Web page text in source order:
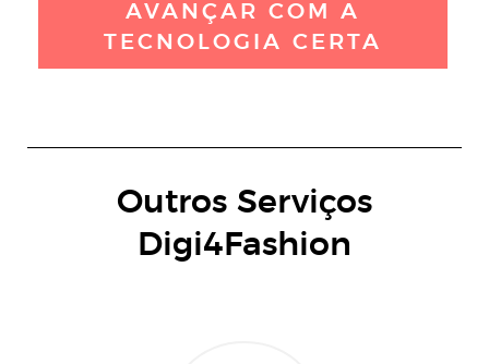
AVANÇAR COM A
TECNOLOGIA CERTA
Outros Serviços
Digi4Fashion